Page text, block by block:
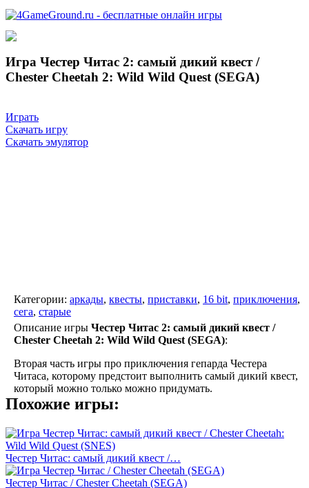
Игра Честер Читас 2: самый дикий квест /
Chester Cheetah 2: Wild Wild Quest (SEGA)
Играть
Скачать игру
Скачать эмулятор
Категории: аркады, квесты, приставки, 16 bit, приключения,
сега, старые
Описание игры Честер Читас 2: самый дикий квест /
Chester Cheetah 2: Wild Wild Quest (SEGA):
Вторая часть игры про приключения гепарда Честера
Читаса, которому предстоит выполнить самый дикий квест,
который можно только можно придумать.
Похожие игры:
Честер Читас: самый дикий квест /…
Честер Читас / Chester Cheetah (SEGA)